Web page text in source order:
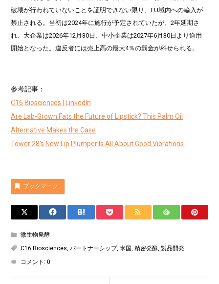
破壊が行われていないことを証明できない限り、EU域内への輸入が
禁止される。当初は2024年に施行が予定されていたが、2年延期さ
れ、大企業は2026年12月30日、中小企業は2027年6月30日より適用
開始となった。違反者には売上高の最大4％の罰金が科せられる。
参考記事：
C16 Biosciences | LinkedIn
Are Lab-Grown Fats the Future of Lipstick? This Palm Oil
Alternative Makes the Case
Tower 28’s New Lip Plumper Is All About Good Vibrations
ブックマーク
微生物発酵
C16 Biosciences,パートナーシップ,米国,精密発酵,製品開発
コメント:0